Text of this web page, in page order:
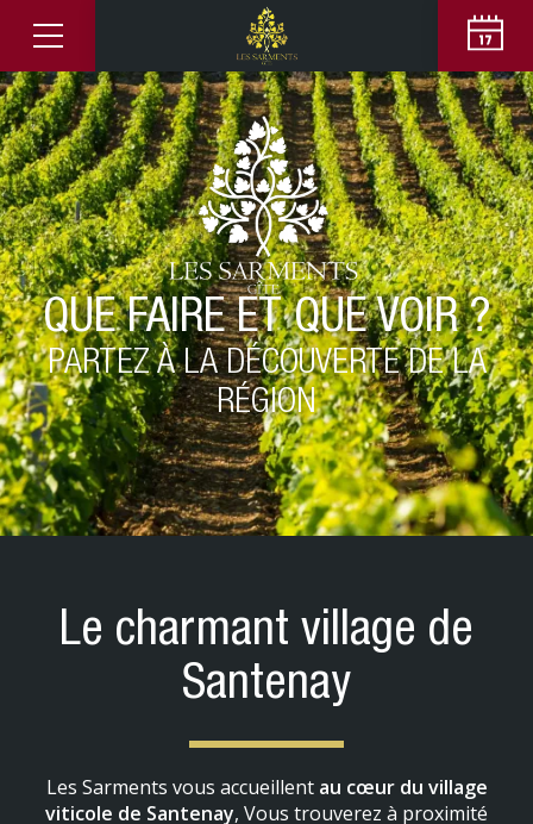
QUE FAIRE ET QUE VOIR ?
PARTEZ À LA DÉCOUVERTE DE LA
RÉGION
Le charmant village de
Santenay
Les Sarments vous accueillent au cœur du village
viticole de Santenay, Vous trouverez à proximité